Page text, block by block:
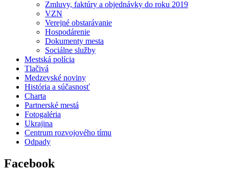
Zmluvy, faktúry a objednávky do roku 2019
VZN
Verejné obstarávanie
Hospodárenie
Dokumenty mesta
Sociálne služby
Mestská polícia
Tlačivá
Medzevské noviny
História a súčasnosť
Charta
Partnerské mestá
Fotogaléria
Ukrajina
Centrum rozvojového tímu
Odpady
Facebook